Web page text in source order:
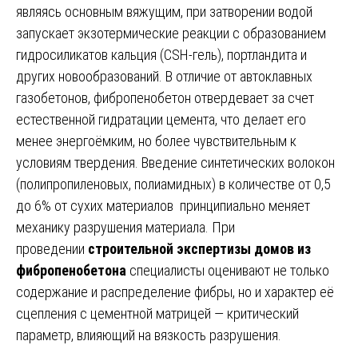
являясь основным вяжущим, при затворении водой
запускает экзотермические реакции с образованием
гидросиликатов кальция (CSH-гель), портландита и
других новообразований. В отличие от автоклавных
газобетонов, фибропенобетон отвердевает за счет
естественной гидратации цемента, что делает его
менее энергоёмким, но более чувствительным к
условиям твердения. Введение синтетических волокон
(полипропиленовых, полиамидных) в количестве от 0,5
до 6% от сухих материалов принципиально меняет
механику разрушения материала. При
проведении строительной экспертизы домов из
фибропенобетона специалисты оценивают не только
содержание и распределение фибры, но и характер её
сцепления с цементной матрицей — критический
параметр, влияющий на вязкость разрушения.